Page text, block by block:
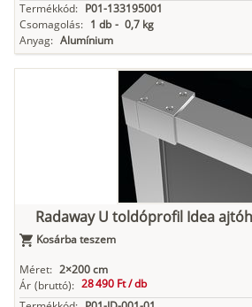
Termékkód: P01-133195001
Csomagolás: 1 db - 0,7 kg
Anyag: Alumínium
Radaway U toldóprofil Idea
Kosárba teszem
Méret: 2×200 cm
Ár (bruttó): 28 490 Ft /db